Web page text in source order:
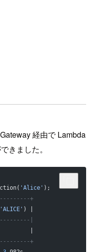
経由で Lambda
きました。
'Alice' );
+
'ALICE' ) |
|
|
+